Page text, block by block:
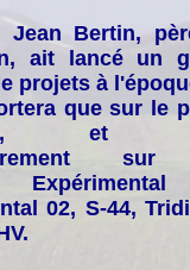
Jean Bertin,
ait lancé un
projets à
que sur le
et
02, S-44,